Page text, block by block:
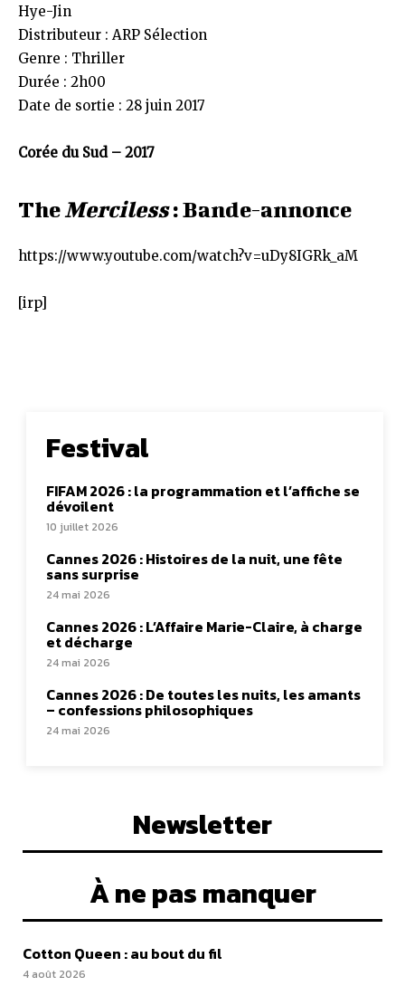
Hye-Jin
Distributeur : ARP Sélection
Genre : Thriller
Durée : 2h00
Date de sortie : 28 juin 2017
Corée du Sud – 2017
The Merciless: Bande-annonce
https://www.youtube.com/watch?v=uDy8IGRk_aM
[irp]
Festival
FIFAM 2026 : la programmation et l’affiche se
dévoilent
10 juillet 2026
Cannes 2026 : Histoires de la nuit, une fête
sans surprise
24 mai 2026
Cannes 2026 : L’Affaire Marie-Claire, à charge
et décharge
24 mai 2026
Cannes 2026 : De toutes les nuits, les amants
– confessions philosophiques
24 mai 2026
Newsletter
À ne pas manquer
Cotton Queen : au bout du fil
4 août 2026